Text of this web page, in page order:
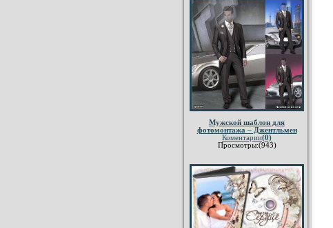
Мужской шаблон для
фотомонтажа – Джентльмен
Коментарии(0)
Просмотры:(943)